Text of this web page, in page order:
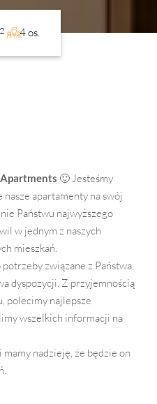
2 4 os.
🙂 Jesteśmy
apartamenty na swój
Państwu najwyższego
w jednym z naszych
mieszkań.
związane z Państwa
dyspozycji. Z przyjemnością
polecimy najlepsze
wszelkich informacji na
nadzieję, że będzie on